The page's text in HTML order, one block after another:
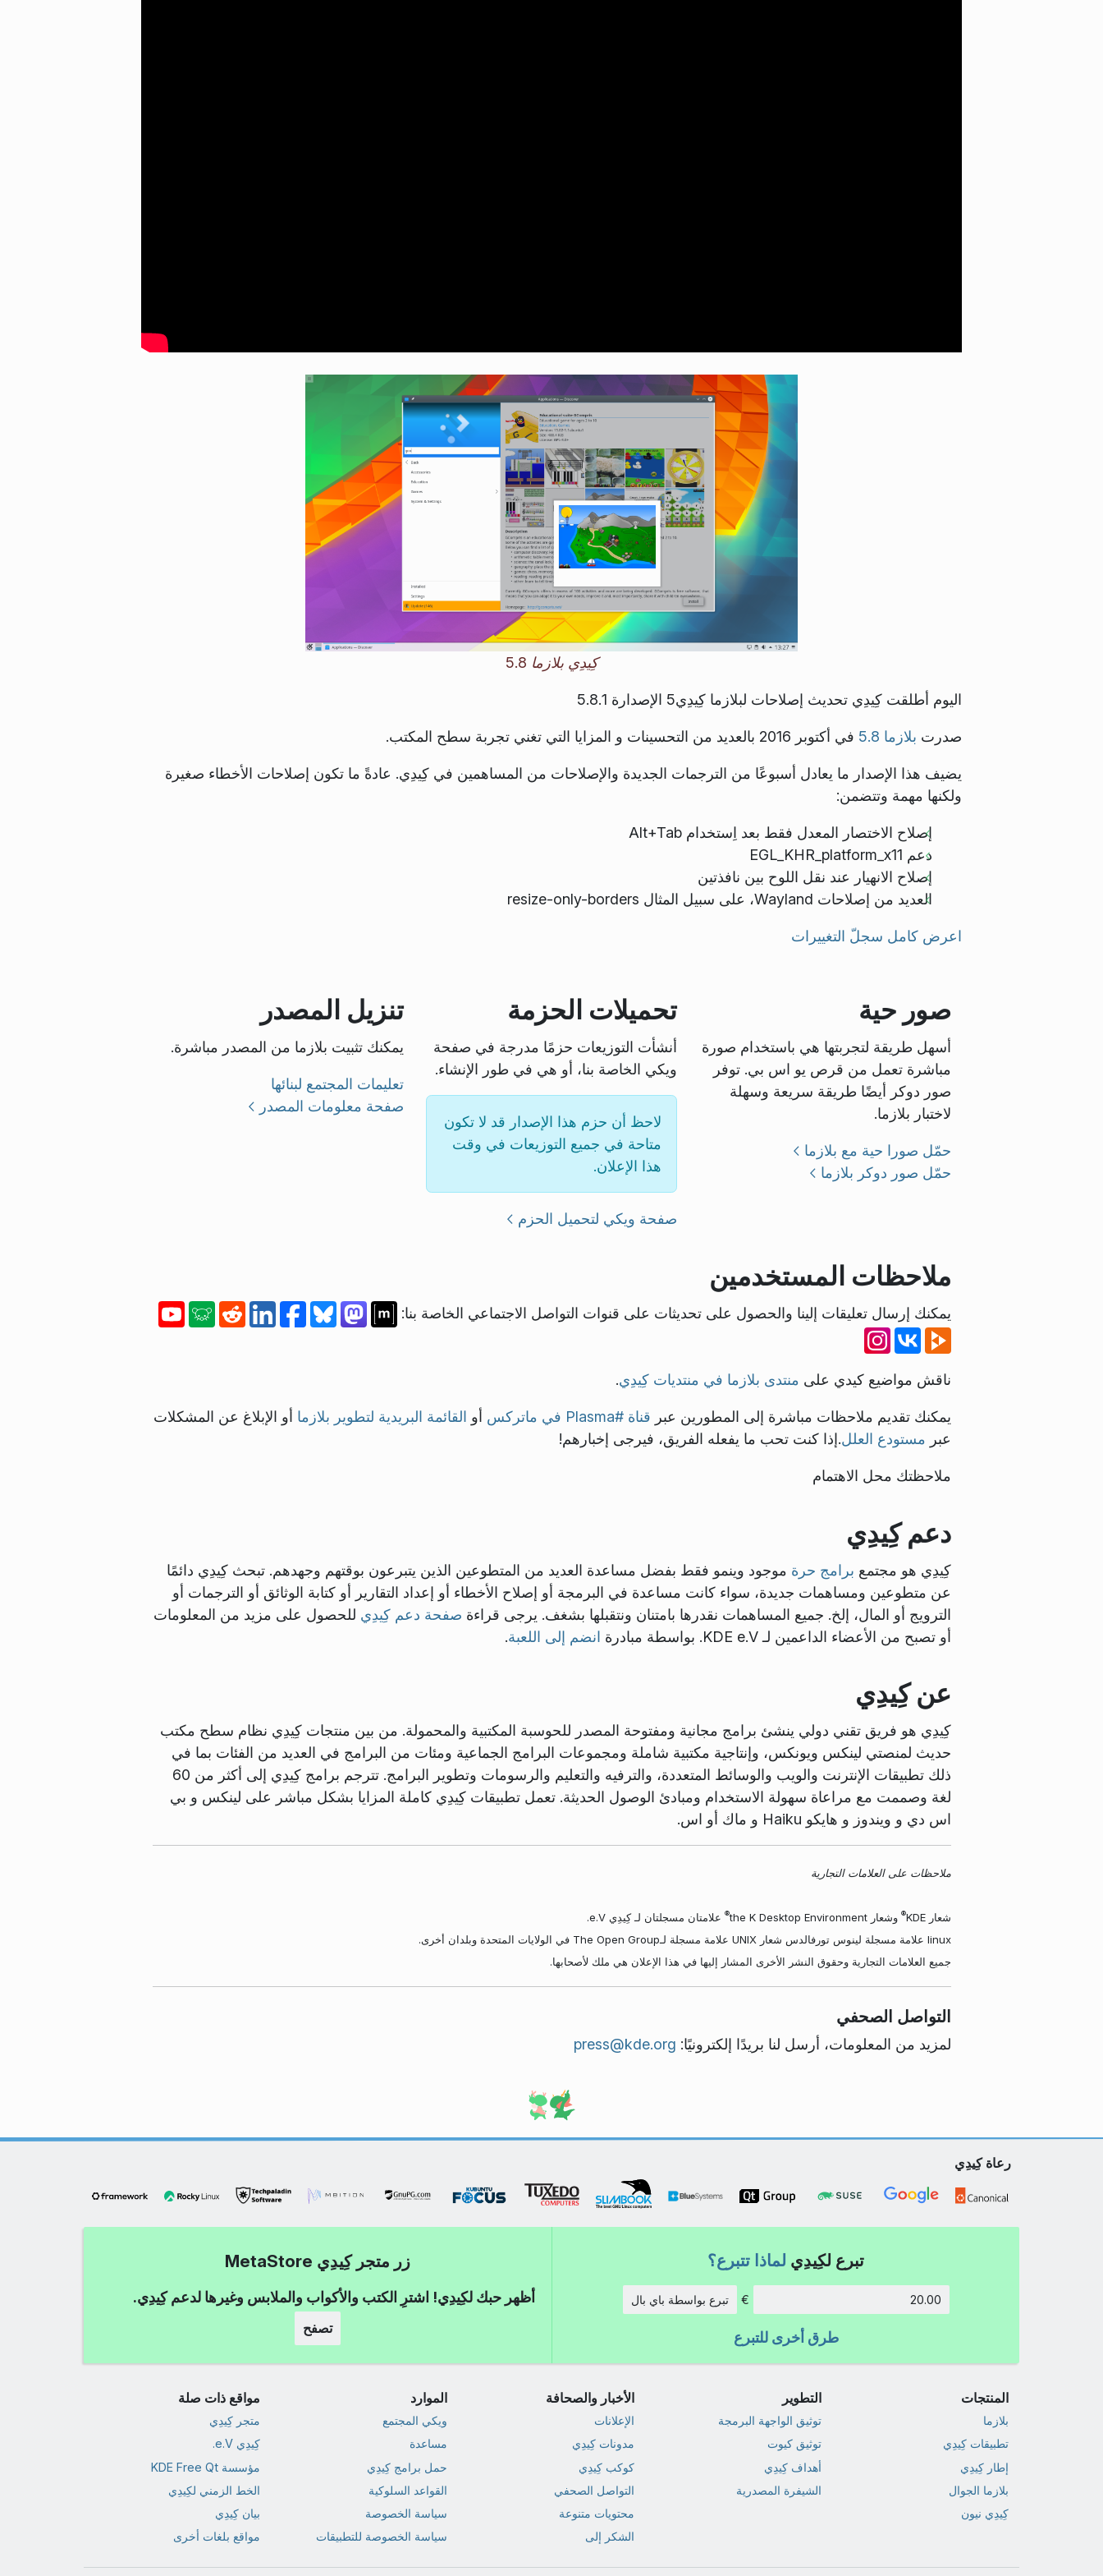
كِيدِي بلازما 5.8
اليوم أطلقت كِيدِي تحديث إصلاحات لبلازما كِيدِي5 الإصدارة 5.8.1
صدرت بلازما 5.8 في أكتوبر 2016 بالعديد من التحسينات و المزايا التي تغني تجربة سطح المكتب.
يضيف هذا الإصدار ما يعادل أسبوعًا من الترجمات الجديدة والإصلاحات من المساهمين في كِيدِي. عادةً ما تكون إصلاحات الأخطاء صغيرة
ولكنها مهمة وتتضمن:
إصلاح الاختصار المعدل فقط بعد اِستخدام Alt+Tab
دعم EGL_KHR_platform_x11
إصلاح الانهيار عند نقل اللوح بين نافذتين
العديد من إصلاحات Wayland، على سبيل المثال resize-only-borders
اعرض كامل سجلّ التغييرات
صور حية
أسهل طريقة لتجربتها هي باستخدام صورة
مباشرة تعمل من قرص يو اس بي. توفر
صور دوكر أيضًا طريقة سريعة وسهلة
لاختبار بلازما.
حمّل صورا حية مع بلازما
حمّل صور دوكر بلازما
تحميلات الحزمة
أنشأت التوزيعات حزمًا مدرجة في صفحة
ويكي الخاصة بنا، أو هي في طور الإنشاء.
لاحظ أن حزم هذا الإصدار قد لا تكون
متاحة في جميع التوزيعات في وقت
هذا الإعلان.
صفحة ويكي لتحميل الحزم
تنزيل المصدر
يمكنك تثبيت بلازما من المصدر مباشرة.
تعليمات المجتمع لبنائها
صفحة معلومات المصدر
ملاحظات المستخدمين
يمكنك إرسال تعليقات إلينا والحصول على تحديثات على قنوات التواصل الاجتماعي الخاصة بنا:
ناقش مواضيع كيدي على منتدى بلازما في منتديات كِيدِي.
يمكنك تقديم ملاحظات مباشرة إلى المطورين عبر قناة #Plasma في ماتركس أو القائمة البريدية لتطوير بلازما أو الإبلاغ عن المشكلات
عبر مستودع العلل.إذا كنت تحب ما يفعله الفريق، فيرجى إخبارهم!
ملاحظتك محل الاهتمام
دعم كِيدِي
كِيدِي هو مجتمع برامج حرة موجود وينمو فقط بفضل مساعدة العديد من المتطوعين الذين يتبرعون بوقتهم وجهدهم. تبحث كِيدِي دائمًا
عن متطوعين ومساهمات جديدة، سواء كانت مساعدة في البرمجة أو إصلاح الأخطاء أو إعداد التقارير أو كتابة الوثائق أو الترجمات أو
الترويج أو المال، إلخ. جميع المساهمات نقدرها بامتنان ونتقبلها بشغف. يرجى قراءة صفحة دعم كِيدِي للحصول على مزيد من المعلومات
أو تصبح من الأعضاء الداعمين لـ KDE e.V. بواسطة مبادرة
انضم إلى اللعبة.
عن كِيدِي
كِيدِي هو فريق تقني دولي ينشئ برامج مجانية ومفتوحة المصدر للحوسبة المكتبية والمحمولة. من بين منتجات كِيدِي نظام سطح مكتب
حديث لمنصتي لينكس ويونكس، وإنتاجية مكتبية شاملة ومجموعات البرامج الجماعية ومئات من البرامج في العديد من الفئات بما في
ذلك تطبيقات الإنترنت والويب والوسائط المتعددة، والترفيه والتعليم والرسومات وتطوير البرامج. تترجم برامج كِيدِي إلى أكثر من 60
لغة وصممت مع مراعاة سهولة الاستخدام ومبادئ الوصول الحديثة. تعمل تطبيقات كِيدِي كاملة المزايا بشكل مباشر على لينكس و بي
اس دي و ويندوز و هايكو Haiku و ماك أو اس.
ملاحظات على العلامات التجارية
شعار KDE ® وشعار the K Desktop Environment ® علامتان مسجلتان لـ كِيدِي e.V.
linux علامة مسجلة لينوس تورفالدس شعار UNIX علامة مسجلة لـThe Open Group في الولايات المتحدة وبلدان أخرى.
جميع العلامات التجارية وحقوق النشر الأخرى المشار إليها في هذا الإعلان هي ملك لأصحابها.
التواصل الصحفي
لمزيد من المعلومات، أرسل لنا بريدًا إلكترونيًا: press@kde.org
رعاة كِيدِي
تبرع لكِيدِي لماذا تتبرع؟
€ تبرع بواسطة باي بال
طرق أخرى للتبرع
زر متجر كِيدِي MetaStore
أظهر حبك لكِيدِي! اشترِ الكتب والأكواب والملابس وغيرها لدعم كِيدِي.
تصفح
المنتجات
بلازما
تطبيقات كِيدِي
إطار كِيدِي
بلازما الجوال
كِيدِي نيون
التطوير
توثيق الواجهة البرمجة
توثيق كيوت
أهداف كِيدِي
الشيفرة المصدرية
الأخبار والصحافة
الإعلانات
مدونات كِيدِي
كوكب كِيدِي
التواصل الصحفي
محتويات متنوعة
الشكر إلى
الموارد
ويكي المجتمع
مساعدة
حمل برامج كِيدِي
القواعد السلوكية
سياسة الخصوصة
سياسة الخصوصة للتطبيقات
مواقع ذات صلة
متجر كِيدِي
كِيدِي e.V.
مؤسسة KDE Free Qt
الخط الزمني لكِيدِي
بيان كِيدِي
مواقع بلغات أخرى